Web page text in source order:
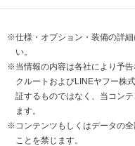
※仕様・オプション・装備の詳
い。
※当情報の内容は各社により予
クルートおよびLINEヤフー株
証するものではなく、当コン
ます。
※コンテンツもしくはデータの
ことを禁じます。